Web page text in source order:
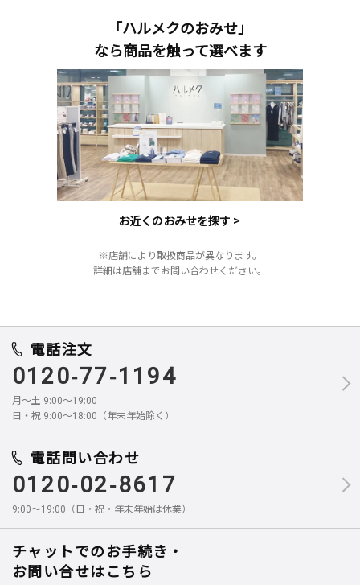
「ハルメクのおみせ」
なら商品を触って選べます
お近くのおみせを探す >
※店舗により取扱商品が異なります。
詳細は店舗までお問い合わせください。
電話注文
0120-77-1194
月～土 9:00～19:00
日・祝 9:00～18:00（年末年始除く）
電話問い合わせ
0120-02-8617
9:00～19:00（日・祝・年末年始は休業）
チャットでのお手続き・
お問い合せはこちら